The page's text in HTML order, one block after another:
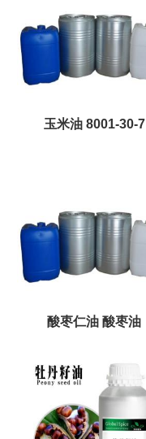
玉米油 8001-30-7
酸枣仁油 酸枣油